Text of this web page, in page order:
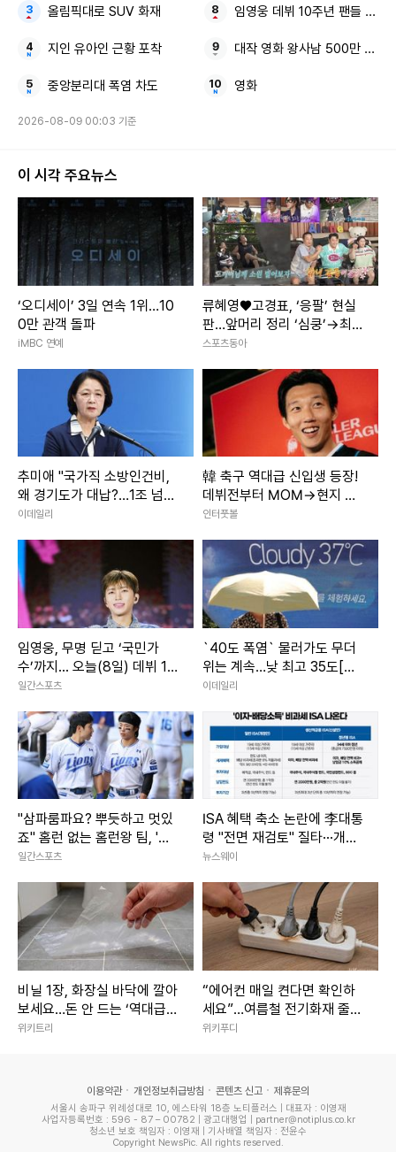
올림픽대로 SUV 화재
지인 유아인 근황 포착
중앙분리대 폭염 차도
임영웅 데뷔 10주년 팬들 정말
대작 영화 왕사남 500만 관객
영화
2026-08-09 00:03 기준
이 시각 주요뉴스
‘오디세이’ 3일 연속 1위…10
0만 관객 돌파
iMBC 연예
류혜영♥고경표, ‘응팔’ 현실
판…앞머리 정리 ‘심쿵’→최고
7.8% (나혼산)
스포츠동아
추미애 "국가직 소방인건비,
왜 경기도가 대납?…1조 넘
어"
이데일리
韓 축구 역대급 신입생 등장!
데뷔전부터 MOM→현지 호
평 일색…“승리만큼이나 가장
한범”
인터풋볼
임영웅, 무명 딛고 ‘국민가
수’까지... 오늘(8일) 데뷔 10
주년
일간스포츠
`40도 폭염` 물러가도 무더
위는 계속…낮 최고 35도[내
일날씨]
이데일리
"삼파룸파요? 뿌듯하고 멋있
죠" 홈런 없는 홈런왕 팀, '최
단신 듀오' 김지찬-김성윤 덕
일간스포츠
ISA 혜택 축소 논란에 李대통
령 "전면 재검토" 질타···개선
안 마련 착수
뉴스웨이
비닐 1장, 화장실 바닥에 깔아
보세요…돈 안 드는 ‘역대급
꼼수’ 발견
위키트리
“에어컨 매일 켠다면 확인하
세요”…여름철 전기화재 줄이
는 점검법
위키푸디
이용약관 개인정보취급방침 콘텐츠 신고 제휴문의
서울시 송파구 위례성대로 10, 에스타워 18층 노티플러스 | 대표자 : 이영재
사업자등록번호 : 596 - 87 – 00782 | 광고대행업 | partner@notiplus.co.kr
청소년 보호 책임자 : 이영재 | 기사배열 책임자 : 전윤수
Copyright NewsPic. All rights reserved.